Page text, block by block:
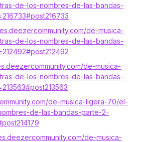
de-los-nombres-de-las-bandas-
de-musica-
de-los-nombres-de-las-bandas-
de-musica-
de-los-nombres-de-las-bandas-
de-musica-ligera-70/el-
de-las-bandas-parte-2-
de-musica-